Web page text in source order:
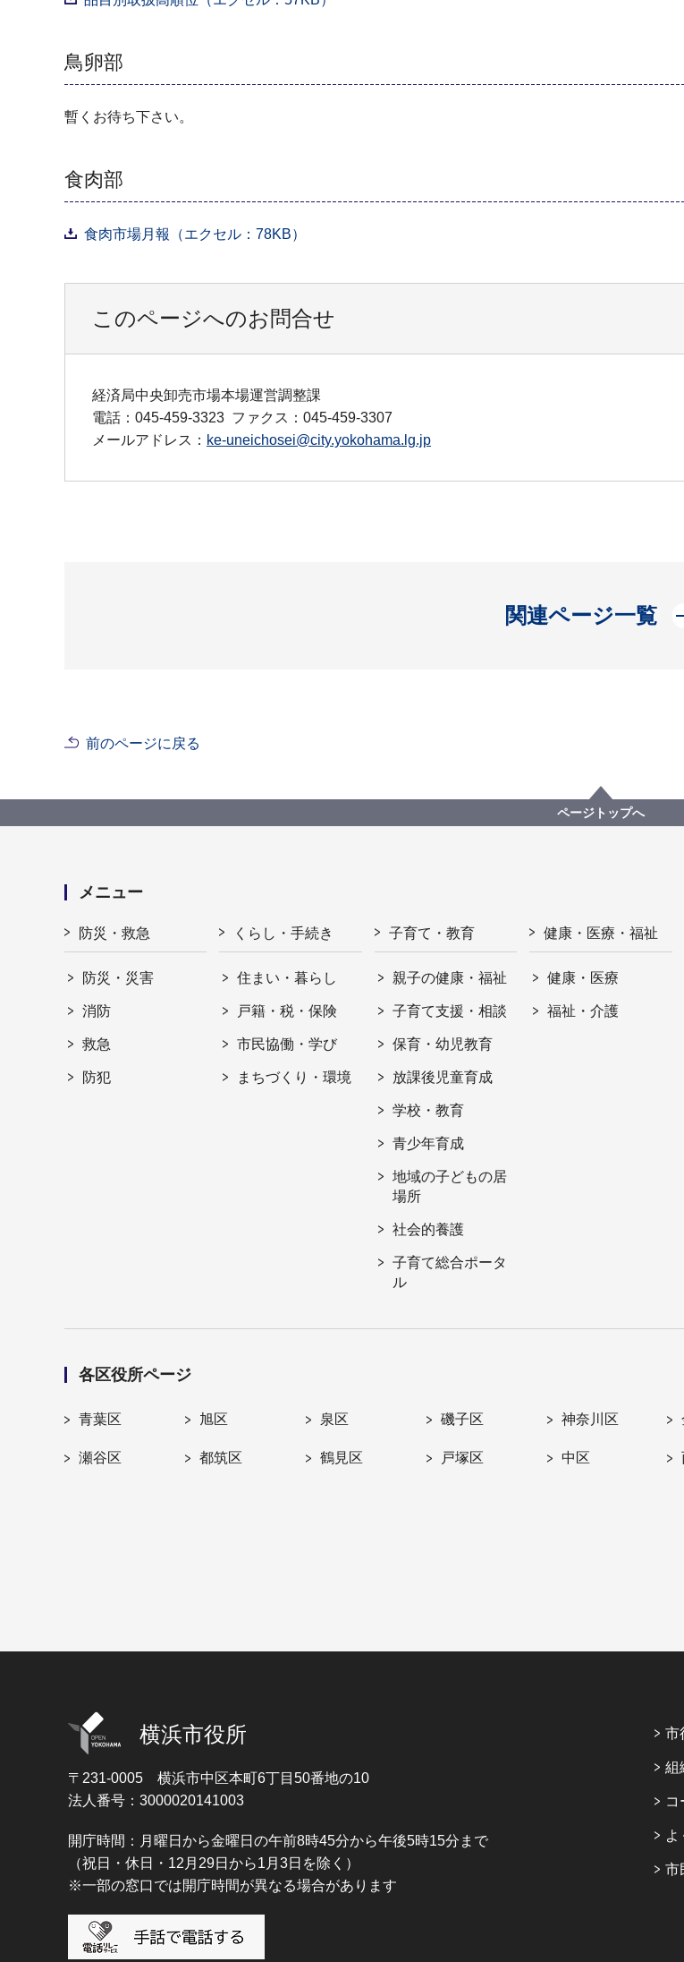
鳥卵部
暫くお待ち下さい。
食肉部
食肉市場月報（エクセル：78KB）
このページへのお問合せ
経済局中央卸売市場本場運営調整課
電話：045-459-3323 ファクス：045-459-3307
メールアドレス： ke-uneichosei@city.yokohama.lg.jp
関連ページ一覧
開く
前のページに戻る
ページトップへ
メニュー
防災・救急
防災・災害
消防
救急
防犯
くらし・手続き
住まい・暮らし
戸籍・税・保険
市民協働・学び
まちづくり・環境
子育て・教育
親子の健康・福祉
子育て支援・相談
保育・幼児教育
放課後児童育成
学校・教育
青少年育成
地域の子どもの居
場所
社会的養護
子育て総合ポータ
ル
健康・医療・福祉
健康・医療
福祉・介護
各区役所ページ
青葉区 旭区 泉区 磯子区 神奈川区
瀬谷区 都筑区 鶴見区 戸塚区 中区
横浜市役所
〒231-0005 横浜市中区本町6丁目50番地の10
法人番号：3000020141003
開庁時間：月曜日から金曜日の午前8時45分から午後5時15分まで
（祝日・休日・12月29日から1月3日を除く）
※一部の窓口では開庁時間が異なる場合があります
市
組
コ
よ
市